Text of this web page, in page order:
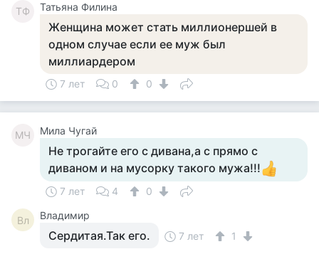
ТФ Татьяна Филина
Женщина может стать миллионершей в
одном случае если ее муж был
миллиардером
7 лет 0 0
МЧ Мила Чугай
Не трогайте его с дивана,а с прямо с
диваном и на мусорку такого мужа!!!
7 лет 4 0
Вл Владимир
Сердитая.Так его. 7 лет 1